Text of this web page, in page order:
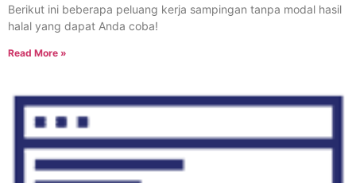
Berikut ini beberapa peluang kerja sampingan tanpa modal hasil
halal yang dapat Anda coba!
Read More »